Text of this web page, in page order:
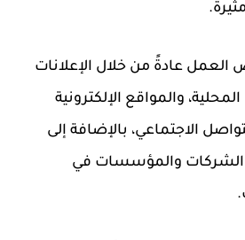
العمل عادةً من خلال الإعلانات
والمواقع الإلكترونية
الاجتماعي، بالإضافة إلى
الشركات والمؤسسات في